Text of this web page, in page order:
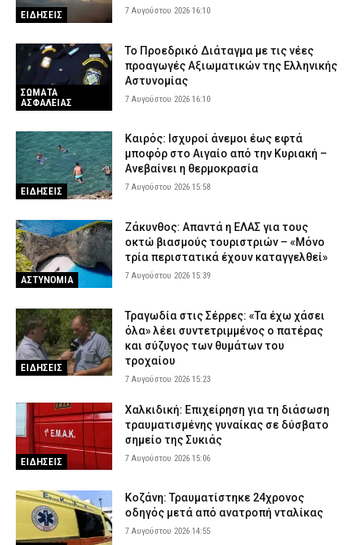
ΕΙΔΗΣΕΙΣ 7 Αυγούστου 2026 16:10
ΣΩΜΑΤΑ
ΑΣΦΑΛΕΙΑΣ
Το Προεδρικό Διάταγμα με τις νέες
προαγωγές Αξιωματικών της Ελληνικής
Αστυνομίας
7 Αυγούστου 2026 16:10
ΕΙΔΗΣΕΙΣ
Καιρός: Ισχυροί άνεμοι έως εφτά
μποφόρ στο Αιγαίο από την Κυριακή –
Ανεβαίνει η θερμοκρασία
7 Αυγούστου 2026 15:58
ΑΣΤΥΝΟΜΙΑ
Ζάκυνθος: Απαντά η ΕΛΑΣ για τους
οκτώ βιασμούς τουριστριών – «Μόνο
τρία περιστατικά έχουν καταγγελθεί»
7 Αυγούστου 2026 15:39
ΕΙΔΗΣΕΙΣ
Τραγωδία στις Σέρρες: «Τα έχω χάσει
όλα» λέει συντετριμμένος ο πατέρας
και σύζυγος των θυμάτων του
τροχαίου
7 Αυγούστου 2026 15:23
ΕΙΔΗΣΕΙΣ
Χαλκιδική: Επιχείρηση για τη διάσωση
τραυματισμένης γυναίκας σε δύσβατο
σημείο της Συκιάς
7 Αυγούστου 2026 15:06
Κοζάνη: Τραυματίστηκε 24χρονος
οδηγός μετά από ανατροπή νταλίκας
7 Αυγούστου 2026 14:55